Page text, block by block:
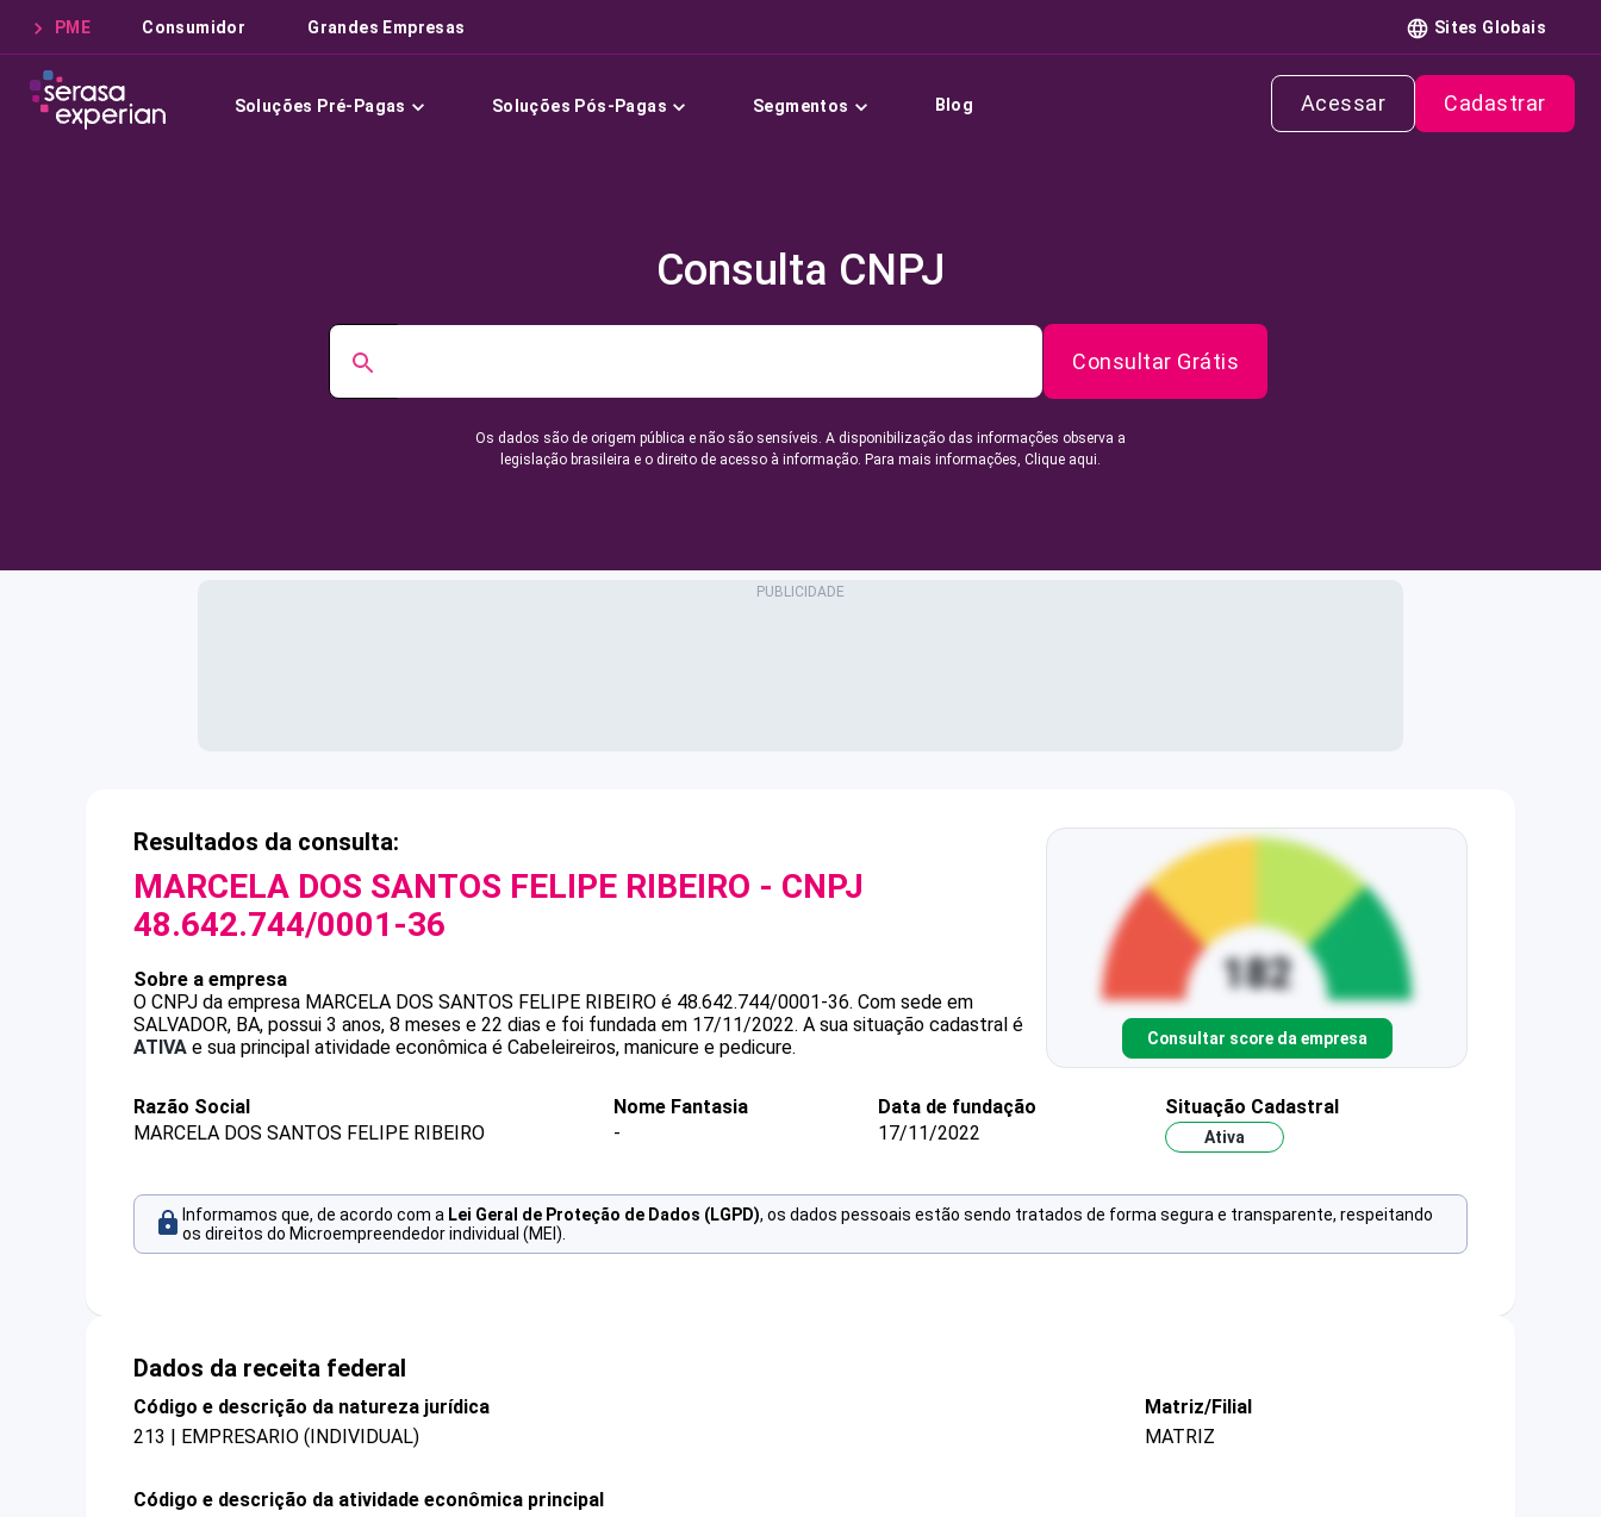
PME Consumidor Grandes Empresas Sites Globais
Soluções Pré-Pagas Soluções Pós-Pagas Segmentos Blog Acessar Cadastrar
Consulta CNPJ
Consultar Grátis
Os dados são de origem pública e não são sensíveis. A disponibilização das informações observa a
legislação brasileira e o direito de acesso à informação. Para mais informações, Clique aqui.
Resultados da consulta:
MARCELA DOS SANTOS FELIPE RIBEIRO - CNPJ
48.642.744/0001-36
Sobre a empresa
O CNPJ da empresa MARCELA DOS SANTOS FELIPE RIBEIRO é 48.642.744/0001-36. Com sede em
SALVADOR, BA, possui 3 anos, 8 meses e 22 dias e foi fundada em 17/11/2022. A sua situação cadastral é
ATIVA e sua principal atividade econômica é Cabeleireiros, manicure e pedicure. Consultar score da empresa
Razão Social
MARCELA DOS SANTOS FELIPE RIBEIRO
Nome Fantasia
-
Data de fundação
17/11/2022
Situação Cadastral
Ativa
Informamos que, de acordo com a Lei Geral de Proteção de Dados (LGPD), os dados pessoais estão sendo tratados de forma segura e transparente, respeitando
os direitos do Microempreendedor individual (MEI).
Dados da receita federal
Código e descrição da natureza jurídica
213 | EMPRESARIO (INDIVIDUAL)
Matriz/Filial
MATRIZ
Código e descrição da atividade econômica principal